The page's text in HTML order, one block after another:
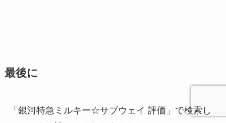
最後に
「銀河特急ミルキー☆サブウェイ 評価」で検索し